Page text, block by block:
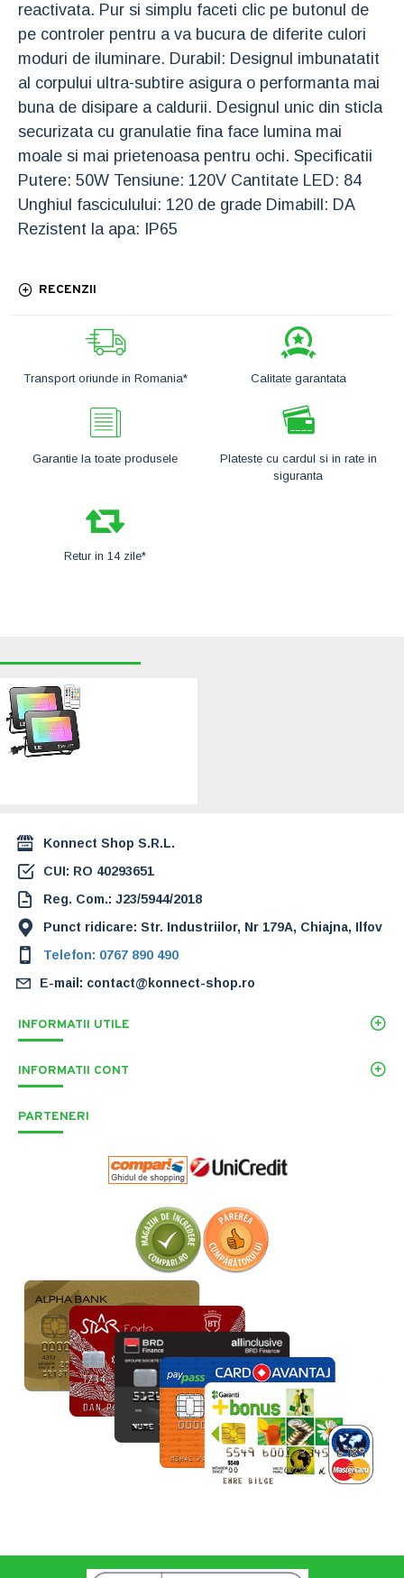
Transport oriunde in Romania* Calitate garantata
Garantie la toate produsele
Plateste cu cardul si in rate in
siguranta
Retur in 14 zile*
reactivata. Pur si simplu faceti clic pe butonul de
pe controler pentru a va bucura de diferite culori
moduri de iluminare. Durabil: Designul imbunatatit
al corpului ultra-subtire asigura o performanta mai
buna de disipare a caldurii. Designul unic din sticla
securizata cu granulatie fina face lumina mai
moale si mai prietenoasa pentru ochi. Specificatii
Putere: 50W Tensiune: 120V Cantitate LED: 84
Unghiul fasciculului: 120 de grade Dimabill: DA
Rezistent la apa: IP65
RECENZII
Konnect Shop S.R.L.
CUI: RO 40293651
Reg. Com.: J23/5944/2018
Punct ridicare: Str. Industriilor, Nr 179A, Chiajna, Ilfov
Telefon: 0767 890 490
E-mail: contact@konnect-shop.ro
INFORMATII UTILE
INFORMATII CONT
PARTENERI